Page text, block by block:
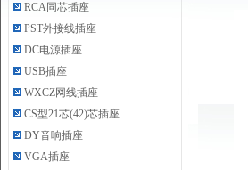
RCA同芯插座
PST外接线插座
DC电源插座
USB插座
WXCZ网线插座
CS型21芯(42)芯插座
DY音响插座
VGA插座